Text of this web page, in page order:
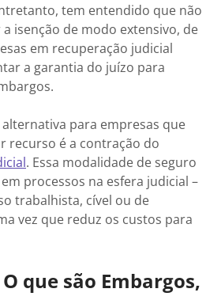
tem entendido que não
isenção de modo extensivo, de
em recuperação judicial
a garantia do juízo para
alternativa para empresas que
recurso é a contração do
. Essa modalidade de seguro
processos na esfera judicial –
trabalhista, cível ou de
vez que reduz os custos para
que são Embargos,